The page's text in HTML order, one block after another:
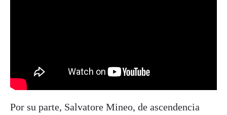
Por su parte, Salvatore Mineo, de ascendencia